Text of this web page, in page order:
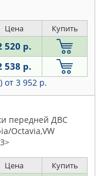
Цена Купить
520 р.
538 р.
от 3 952 р.
передней ДВС
Octavia,VW
Цена Купить